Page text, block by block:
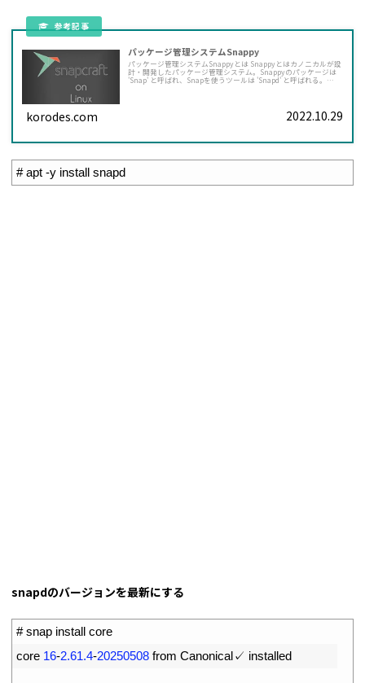
パッケージ管理システムSnappy
パッケージ管理システムSnappyとは Snappyとはカノニカルが設
計・開発したパッケージ管理システム。Snappyのパッケージは
'Snap' と呼ばれ、Snapを使うツールは 'Snapd' と呼ばれる。
korodes.com 2022.10.29
# apt -y install snapd
snapdのバージョンを最新にする
# snap install core
core 16-2.61.4-20250508 from Canonical✓ installed